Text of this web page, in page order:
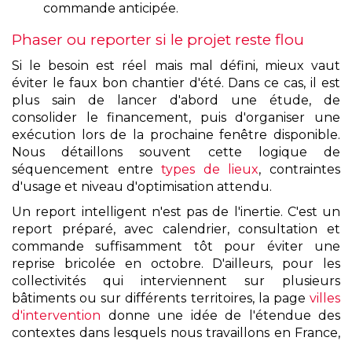
commande anticipée.
Phaser ou reporter si le projet reste flou
Si le besoin est réel mais mal défini, mieux vaut
éviter le faux bon chantier d'été. Dans ce cas, il est
plus sain de lancer d'abord une étude, de
consolider le financement, puis d'organiser une
exécution lors de la prochaine fenêtre disponible.
Nous détaillons souvent cette logique de
séquencement entretypes de lieux, contraintes
d'usage et niveau d'optimisation attendu.
Un report intelligent n'est pas de l'inertie. C'est un
report préparé, avec calendrier, consultation et
commande suffisamment tôt pour éviter une
reprise bricolée en octobre. D'ailleurs, pour les
collectivités qui interviennent sur plusieurs
bâtiments ou sur différents territoires, la page villes
d'intervention donne une idée de l'étendue des
contextes dans lesquels nous travaillons en France,